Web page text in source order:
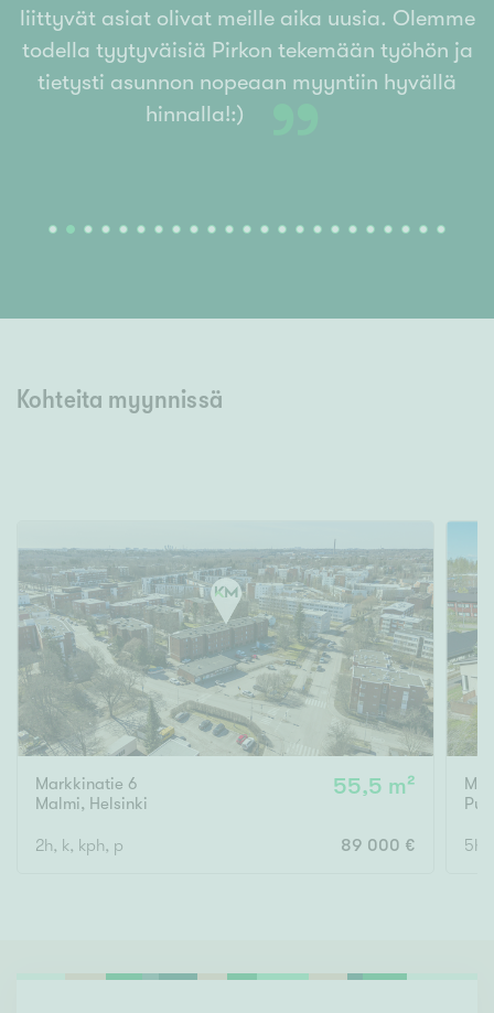
liittyvät asiat olivat meille aika uusia. Olemme
todella tyytyväisiä Pirkon tekemään työhön ja
tietysti asunnon nopeaan myyntiin hyvällä
hinnalla!:)
Kohteita myynnissä
Markkinatie 6
Malmi, Helsinki
55,5 m²
2h, k, kph, p 89 000 €